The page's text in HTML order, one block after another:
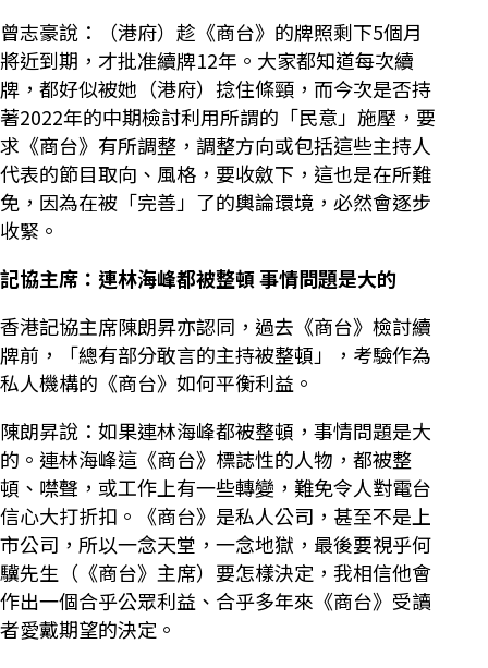
曾志豪說：（港府）趁《商台》的牌照剩下5個月
將近到期，才批准續牌12年。大家都知道每次續
牌，都好似被她（港府）捻住條頸，而今次是否持
著2022年的中期檢討利用所謂的「民意」施壓，要
求《商台》有所調整，調整方向或包括這些主持人
代表的節目取向、風格，要收斂下，這也是在所難
免，因為在被「完善」了的輿論環境，必然會逐步
收緊。
記協主席：連林海峰都被整頓 事情問題是大的
香港記協主席陳朗昇亦認同，過去《商台》檢討續
牌前，「總有部分敢言的主持被整頓」，考驗作為
私人機構的《商台》如何平衡利益。
陳朗昇說：如果連林海峰都被整頓，事情問題是大
的。連林海峰這《商台》標誌性的人物，都被整
頓、噤聲，或工作上有一些轉變，難免令人對電台
信心大打折扣。《商台》是私人公司，甚至不是上
市公司，所以一念天堂，一念地獄，最後要視乎何
驥先生（《商台》主席）要怎樣決定，我相信他會
作出一個合乎公眾利益、合乎多年來《商台》受讀
者愛戴期望的決定。